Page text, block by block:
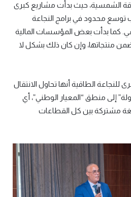
الشمسية، حيث بدأت مشاريع كبرى
توسع محدود في برامج النجاعة
كما بدأت بعض المؤسسات المالية
منتجاتها، وإن كان ذلك بشكل لا
للنجاعة الطاقية أنها تحاول الانتقال
إلى منطق “المعيار الوطني”، أي
لغة مشتركة بين كل القطاعات